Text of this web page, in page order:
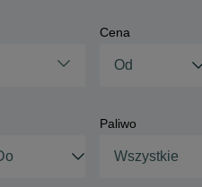
Cena
Paliwo
Wszystkie